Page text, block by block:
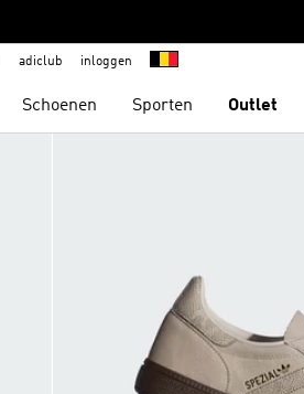
adiclub inloggen
Schoenen Sporten Outlet